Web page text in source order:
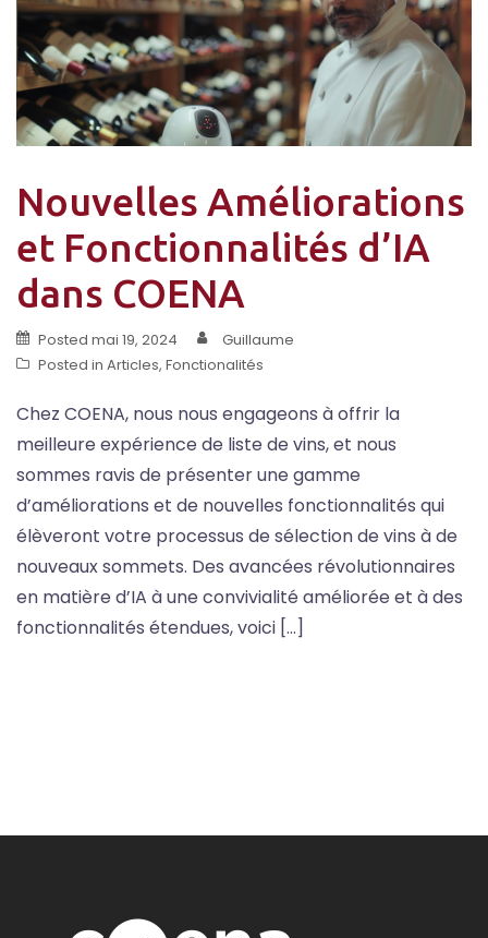
Nouvelles Améliorations
et Fonctionnalités d’IA
dans COENA
Posted mai 19, 2024
Guillaume
Posted in Articles, Fonctionalités
Chez COENA, nous nous engageons à offrir la
meilleure expérience de liste de vins, et nous
sommes ravis de présenter une gamme
d’améliorations et de nouvelles fonctionnalités qui
élèveront votre processus de sélection de vins à de
nouveaux sommets. Des avancées révolutionnaires
en matière d’IA à une convivialité améliorée et à des
fonctionnalités étendues, voici […]